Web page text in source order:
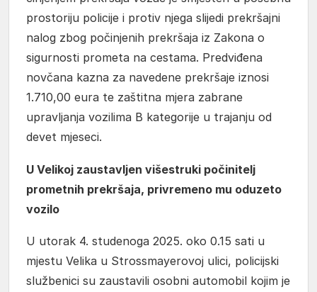
prostoriju policije i protiv njega slijedi prekršajni
nalog zbog počinjenih prekršaja iz Zakona o
sigurnosti prometa na cestama. Predviđena
novčana kazna za navedene prekršaje iznosi
1.710,00 eura te zaštitna mjera zabrane
upravljanja vozilima B kategorije u trajanju od
devet mjeseci.
U Velikoj zaustavljen višestruki počinitelj
prometnih prekršaja, privremeno mu oduzeto
vozilo
U utorak 4. studenoga 2025. oko 0.15 sati u
mjestu Velika u Strossmayerovoj ulici, policijski
službenici su zaustavili osobni automobil kojim je